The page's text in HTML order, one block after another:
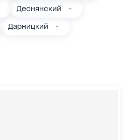
Деснянский
Дарницкий